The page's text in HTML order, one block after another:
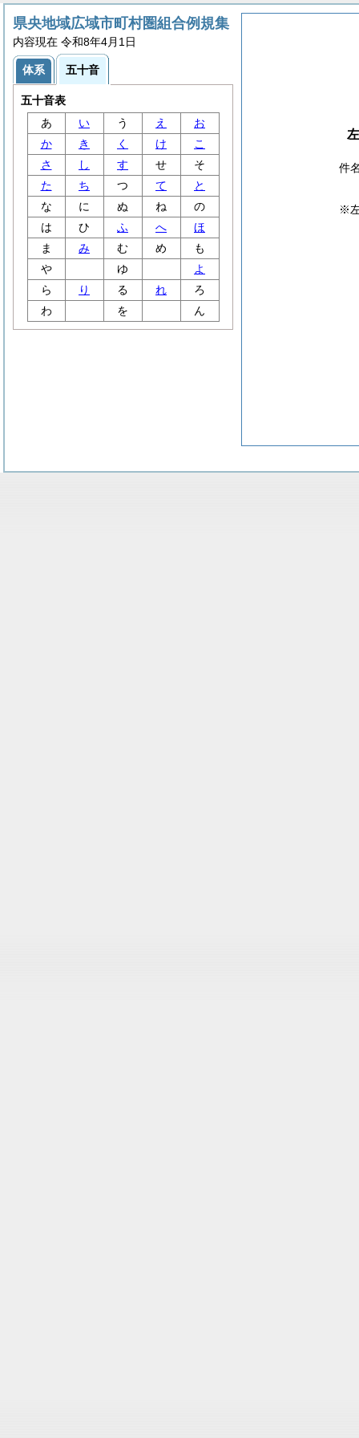
件
※
県央地域広域市町村圏組合例規集
内容現在 令和8年4月1日
体系 五十音
五十音表
あ
い う え
お
か
き く け
こ
さ
し す せ
そ
た
ち つ て
と
な
に ぬ ね
の
は
ひ ふ へ
ほ
ま
み む め
も
や
ゆ
よ
ら
り る れ
ろ
わ
を ん